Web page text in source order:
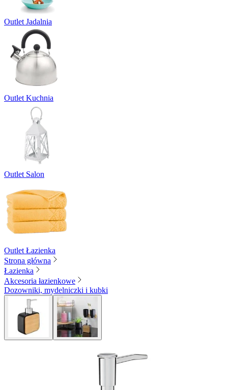
Outlet Jadalnia
Outlet Kuchnia
Outlet Salon
Outlet Łazienka
Strona główna
Łazienka
Akcesoria łazienkowe
Dozowniki, mydelniczki i kubki